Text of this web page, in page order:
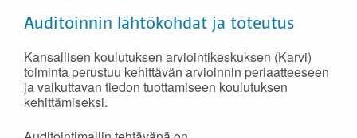
Auditoinnin lähtökohdat ja toteutus
Kansallisen koulutuksen arviointikeskuksen (Karvi)
toiminta perustuu kehittävän arvioinnin periaatteeseen
ja vaikuttavan tiedon tuottamiseen koulutuksen
kehittämiseksi.